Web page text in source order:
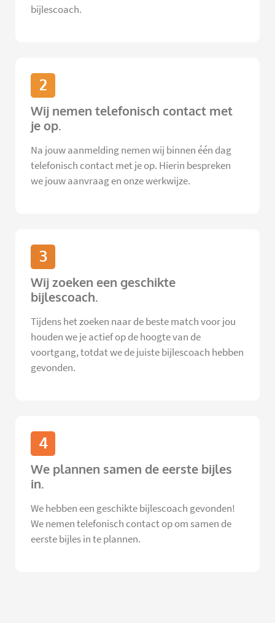
bijlescoach.
2
Wij nemen telefonisch contact met
je op.
Na jouw aanmelding nemen wij binnen één dag
telefonisch contact met je op. Hierin bespreken
we jouw aanvraag en onze werkwijze.
3
Wij zoeken een geschikte
bijlescoach.
Tijdens het zoeken naar de beste match voor jou
houden we je actief op de hoogte van de
voortgang, totdat we de juiste bijlescoach hebben
gevonden.
4
We plannen samen de eerste bijles
in.
We hebben een geschikte bijlescoach gevonden!
We nemen telefonisch contact op om samen de
eerste bijles in te plannen.